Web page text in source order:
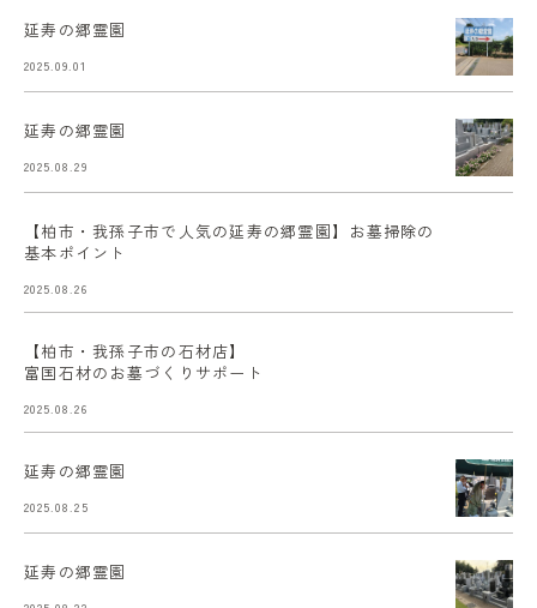
延寿の郷霊園
2025.09.01
延寿の郷霊園
2025.08.29
【柏市・我孫子市で人気の延寿の郷霊園】お墓掃除の
基本ポイント
2025.08.26
【柏市・我孫子市の石材店】
富国石材のお墓づくりサポート
2025.08.26
延寿の郷霊園
2025.08.25
延寿の郷霊園